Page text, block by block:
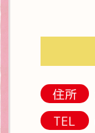
住所
TEL